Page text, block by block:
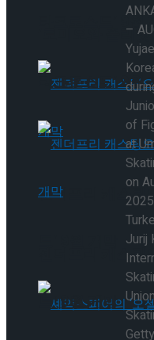
타크로스드’ 9월
젠더프리 캐스팅
‘로미오와 줄리
타크로스드’ 9월
젠더프리 캐스팅
트’ 9월 개막
–
of
at
on
Jurij